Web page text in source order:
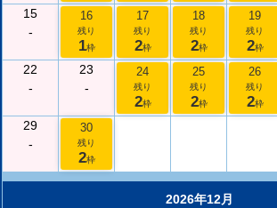
15
-
16
残り
1枠
17
残り
2枠
18
残り
2枠
19
残り
2枠
22
-
23
-
24
残り
2枠
25
残り
2枠
26
残り
2枠
29
-
30
残り
2枠
2026年12月